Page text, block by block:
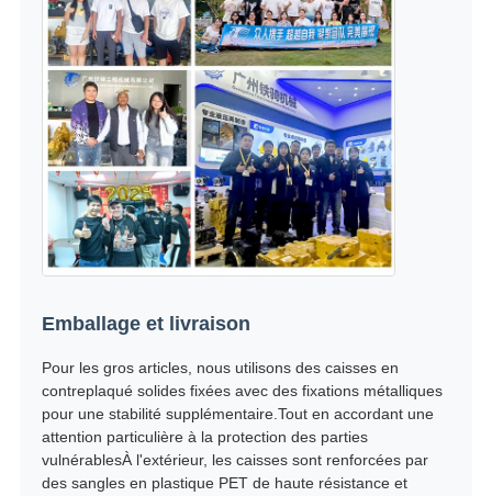
Emballage et livraison
Pour les gros articles, nous utilisons des caisses en
contreplaqué solides fixées avec des fixations métalliques
pour une stabilité supplémentaire.Tout en accordant une
attention particulière à la protection des parties
vulnérablesÀ l'extérieur, les caisses sont renforcées par
des sangles en plastique PET de haute résistance et